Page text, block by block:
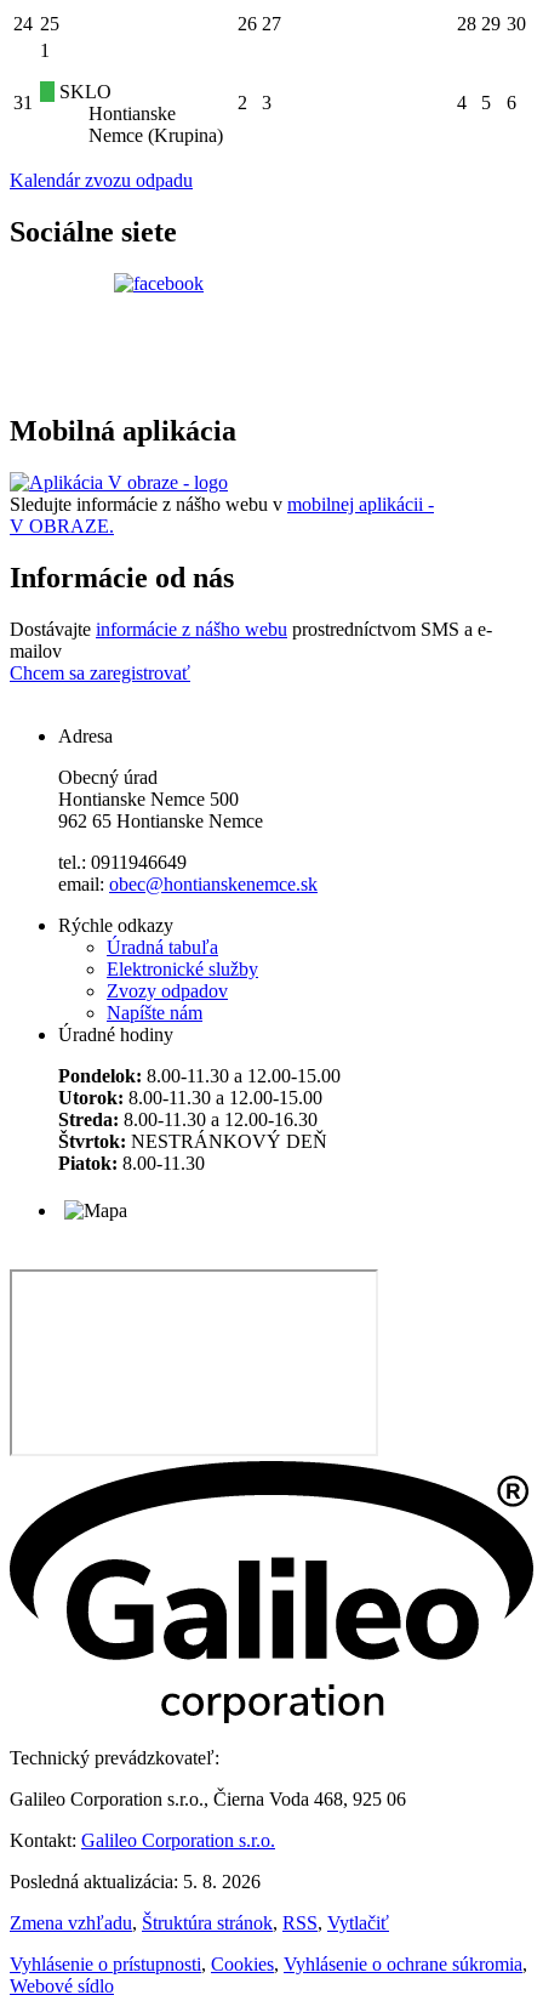
24 25 26 27 28 29 30
31
1
SKLO
Hontianske
Nemce (Krupina)
2 3 4 5 6
Kalendár zvozu odpadu
Sociálne siete
Mobilná aplikácia
Sledujte informácie z nášho webu v mobilnej aplikácii -
V OBRAZE.
Informácie od nás
Dostávajte informácie z nášho webu prostredníctvom SMS a e-
mailov
Chcem sa zaregistrovať
Adresa
Obecný úrad
Hontianske Nemce 500
962 65 Hontianske Nemce
tel.: 0911946649
email: obec@hontianskenemce.sk
Rýchle odkazy
Úradná tabuľa
Elektronické služby
Zvozy odpadov
Napíšte nám
Úradné hodiny
Pondelok: 8.00-11.30 a 12.00-15.00
Utorok: 8.00-11.30 a 12.00-15.00
Streda: 8.00-11.30 a 12.00-16.30
Štvrtok: NESTRÁNKOVÝ DEŇ
Piatok: 8.00-11.30
Technický prevádzkovateľ:
Galileo Corporation s.r.o., Čierna Voda 468, 925 06
Kontakt: Galileo Corporation s.r.o.
Posledná aktualizácia: 5. 8. 2026
Zmena vzhľadu, Štruktúra stránok, RSS, Vytlačiť
Vyhlásenie o prístupnosti, Cookies, Vyhlásenie o ochrane súkromia,
Webové sídlo